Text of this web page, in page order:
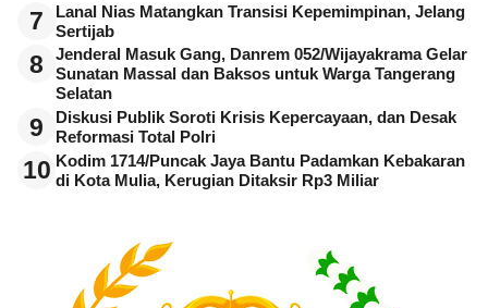
7
Lanal Nias Matangkan Transisi Kepemimpinan, Jelang
Sertijab
8
Jenderal Masuk Gang, Danrem 052/Wijayakrama Gelar
Sunatan Massal dan Baksos untuk Warga Tangerang
Selatan
9
Diskusi Publik Soroti Krisis Kepercayaan, dan Desak
Reformasi Total Polri
10 Kodim 1714/Puncak Jaya Bantu Padamkan Kebakaran
di Kota Mulia, Kerugian Ditaksir Rp3 Miliar